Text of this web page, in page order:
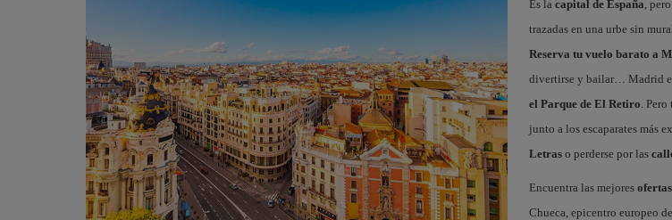
Es la capital de España,
trazadas en una urbe sin
Reserva tu vuelo barato a
divertirse y bailar… Madrid
el Parque de El Retiro.
junto a los escaparates más
Letraso perderse por las
Encuentra las mejores
Chueca, epicentro europeo